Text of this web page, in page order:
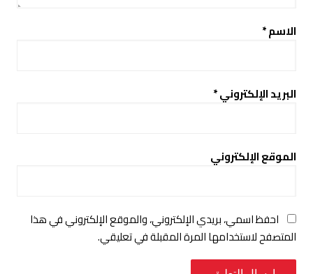
الاسم*
البريد الإلكتروني*
الموقع الإلكتروني
احفظ اسمي، بريدي الإلكتروني، والموقع الإلكتروني في هذا
المتصفح لاستخدامها المرة المقبلة في تعليقي.